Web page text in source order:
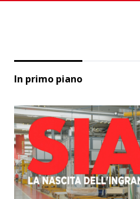
In primo piano